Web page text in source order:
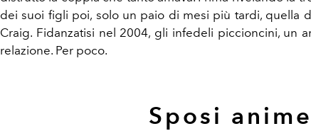
dei suoi figli poi, solo un paio di mesi più tardi, quella
Craig. Fidanzatisi nel 2004, gli infedeli piccioncini, un
relazione. Per poco.
Sposi anime